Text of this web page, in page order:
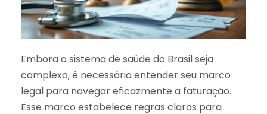
Embora o sistema de saúde do Brasil seja
complexo, é necessário entender seu marco
legal para navegar eficazmente a faturação.
Esse marco estabelece regras claras para